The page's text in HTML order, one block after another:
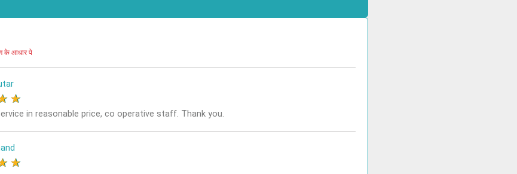
के आधार पे
★
in reasonable price, co operative staff. Thank you.
★